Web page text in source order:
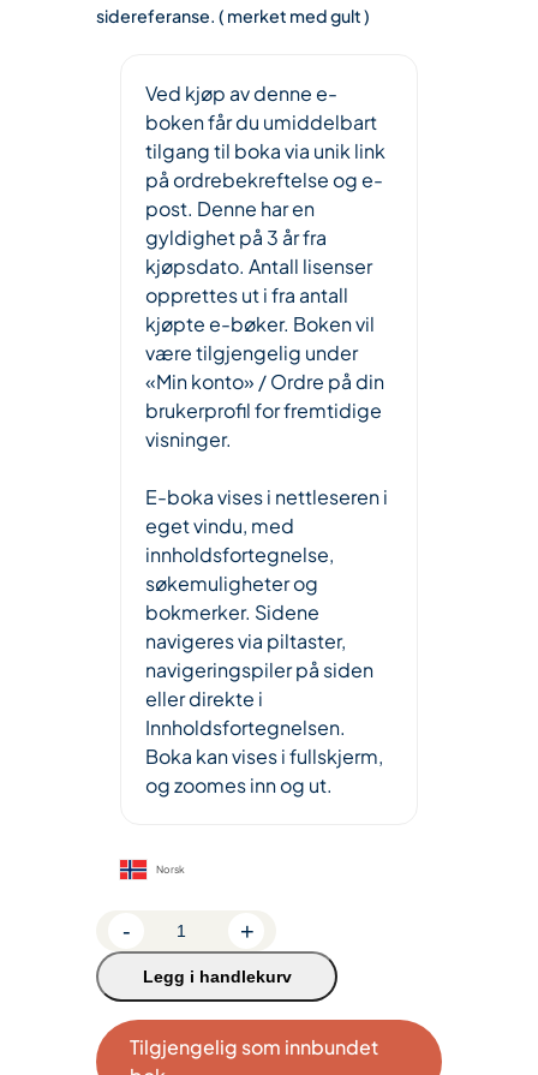
sidereferanse. ( merket med gult )
Ved kjøp av denne e-
boken får du umiddelbart
tilgang til boka via unik link
på ordrebekreftelse og e-
post. Denne har en
gyldighet på 3 år fra
kjøpsdato. Antall lisenser
opprettes ut i fra antall
kjøpte e-bøker. Boken vil
være tilgjengelig under
«Min konto» / Ordre på din
brukerprofil for fremtidige
visninger.
E-boka vises i nettleseren i
eget vindu, med
innholdsfortegnelse,
søkemuligheter og
bokmerker. Sidene
navigeres via piltaster,
navigeringspiler på siden
eller direkte i
Innholdsfortegnelsen.
Boka kan vises i fullskjerm,
og zoomes inn og ut.
Norsk
B
k
1
- +
Legg i handlekurv
Tilgjengelig som innbundet